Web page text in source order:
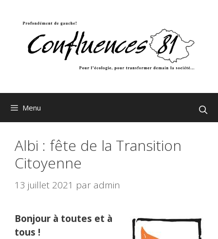
Menu
Albi : fête de la Transition
Citoyenne
13 juillet 2021 par admin
Bonjour à toutes et à
tous !